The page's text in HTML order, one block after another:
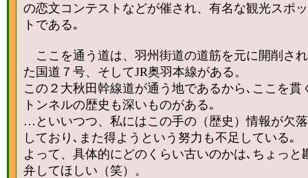
の恋文コンテストなどが催され、有名な観光スポッ
トである｡
ここを通う道は、羽州街道の道筋を元に開削され
た国道７号、そしてJR奥羽本線がある。
この２大秋田幹線道が通う地であるから､ここを貫
トンネルの歴史も深いものがある｡
…といいつつ、私にはこの手の（歴史）情報が欠落
しており､また得ようという努力も不足している｡
よって、具体的にどのくらい古いのかは､ちょっと
弁してほしい（笑）。